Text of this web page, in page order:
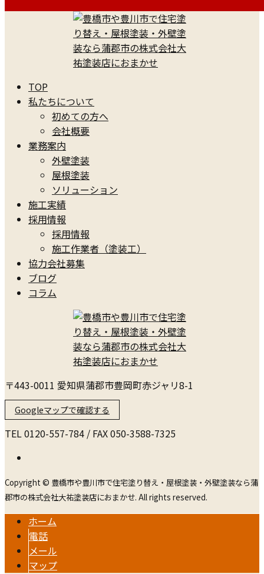
TOP
私たちについて
初めての方へ
会社概要
業務案内
外壁塗装
屋根塗装
ソリューション
施工実績
採用情報
採用情報
施工作業者（塗装工）
協力会社募集
ブログ
コラム
〒443-0011 愛知県蒲郡市豊岡町赤ジャリ8-1
Googleマップで確認する
TEL 0120-557-784 / FAX 050-3588-7325
Copyright © 豊橋市や豊川市で住宅塗り替え・屋根塗装・外壁塗装なら蒲
郡市の株式会社大祐塗装店におまかせ. All rights reserved.
ホーム
電話
メール
マップ